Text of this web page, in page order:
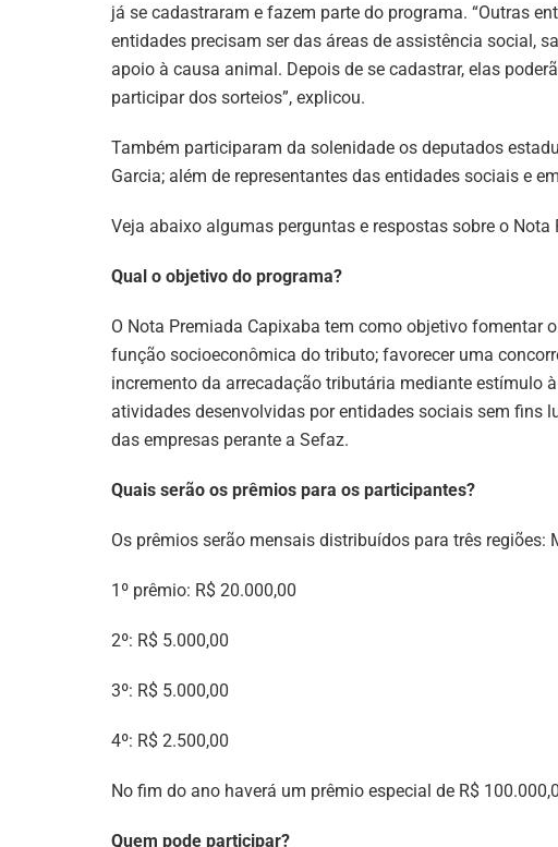
já se cadastraram e fazem parte do programa. “Outras
entidades precisam ser das áreas de assistência social,
apoio à causa animal. Depois de se cadastrar, elas
participar dos sorteios”, explicou.
Também participaram da solenidade os deputados
Garcia; além de representantes das entidades sociais e
Veja abaixo algumas perguntas e respostas sobre o Nota
Qual o objetivo do programa?
O Nota Premiada Capixaba tem como objetivo fomentar
função socioeconômica do tributo; favorecer uma
incremento da arrecadação tributária mediante estímulo
atividades desenvolvidas por entidades sociais sem fins
das empresas perante a Sefaz.
Quais serão os prêmios para os participantes?
Os prêmios serão mensais distribuídos para três regiões:
1º prêmio: R$ 20.000,00
2º: R$ 5.000,00
3º: R$ 5.000,00
4º: R$ 2.500,00
No fim do ano haverá um prêmio especial de R$
Quem pode participar?